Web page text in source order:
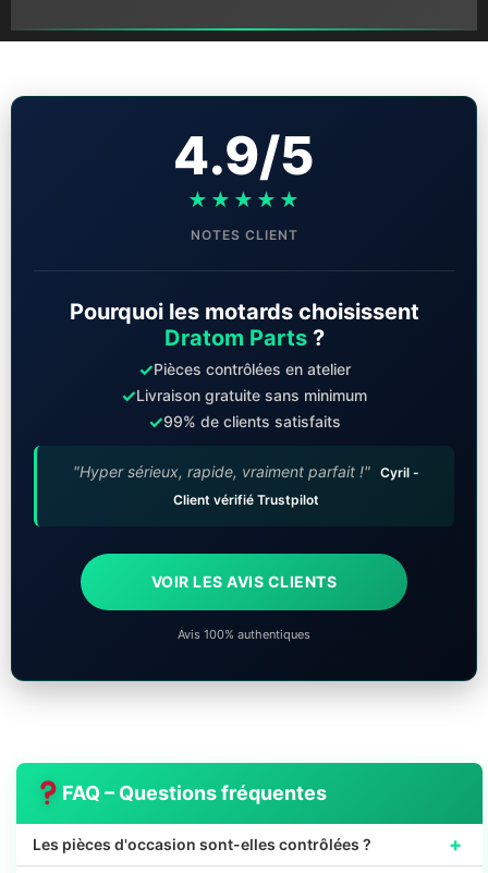
4.9/5
★★★★★
NOTES CLIENT
Pourquoi les motards choisissent
Dratom Parts?
✓Pièces contrôlées en atelier
✓Livraison gratuite sans minimum
✓99% de clients satisfaits
"Hyper sérieux, rapide, vraiment parfait !" Cyril -
Client vérifié Trustpilot
VOIR LES AVIS CLIENTS
Avis 100% authentiques
FAQ – Questions fréquentes
Les pièces d'occasion sont-elles contrôlées ? +